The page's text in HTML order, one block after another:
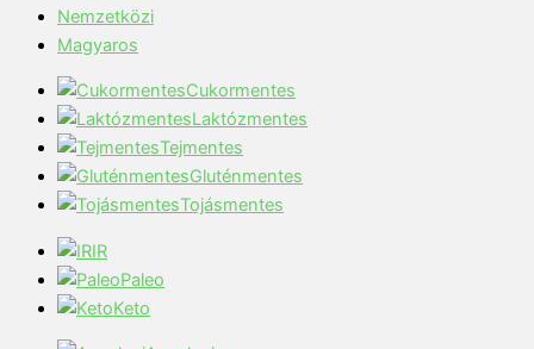
Nemzetközi
Magyaros
Cukormentes
Laktózmentes
Tejmentes
Gluténmentes
Tojásmentes
IR
Paleo
Keto